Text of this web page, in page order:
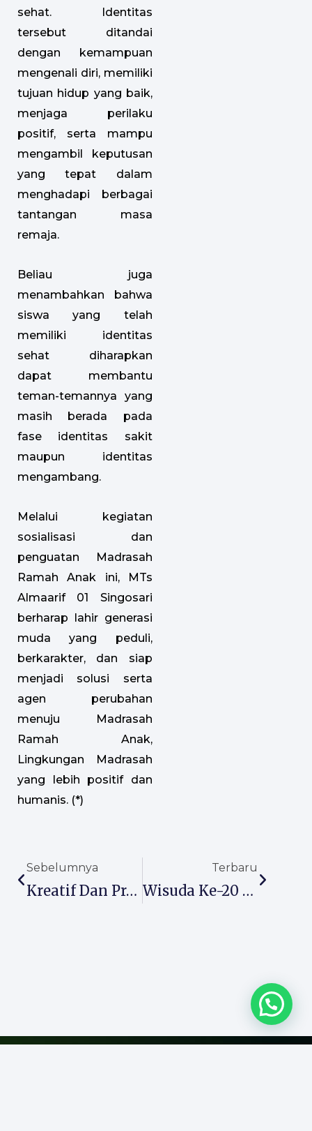
sehat. Identitas
tersebut ditandai
dengan kemampuan
mengenali diri, memiliki
tujuan hidup yang baik,
menjaga perilaku
positif, serta mampu
mengambil keputusan
yang tepat dalam
menghadapi berbagai
tantangan masa
remaja.
Beliau juga
menambahkan bahwa
siswa yang telah
memiliki identitas
sehat diharapkan
dapat membantu
teman-temannya yang
masih berada pada
fase identitas sakit
maupun identitas
mengambang.
Melalui kegiatan
sosialisasi dan
penguatan Madrasah
Ramah Anak ini, MTs
Almaarif 01 Singosari
berharap lahir generasi
muda yang peduli,
berkarakter, dan siap
menjadi solusi serta
agen perubahan
menuju Madrasah
Ramah Anak,
Lingkungan Madrasah
yang lebih positif dan
humanis. (*)
Sebelumnya
Kreatif Dan Produktif, Siswa MTs Almaarif 01 Singosari Unjuk Karya Lewat Kelas Peminatan
Terbaru
Wisuda Ke-20 SMK PLUS Almaarif Singosari, Lahirkan Generasi Siap Kerja Dan Mendunia